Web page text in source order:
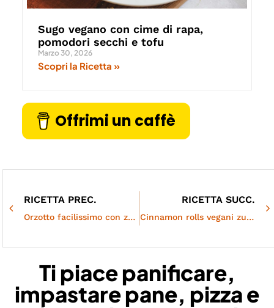
Sugo vegano con cime di rapa,
pomodori secchi e tofu
Marzo 30, 2026
Scopri la Ricetta »
Offrimi un caffè
RICETTA PREC.
Orzotto facilissimo con zucca e biete
RICETTA SUCC.
Cinnamon rolls vegani zucca e cioccolato – dolci e sofficissimi
Ti piace panificare,
impastare pane, pizza e